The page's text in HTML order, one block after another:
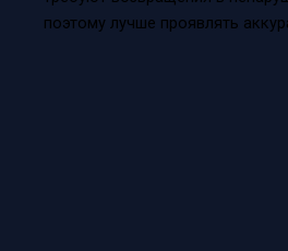
поэтому лучше проявлять